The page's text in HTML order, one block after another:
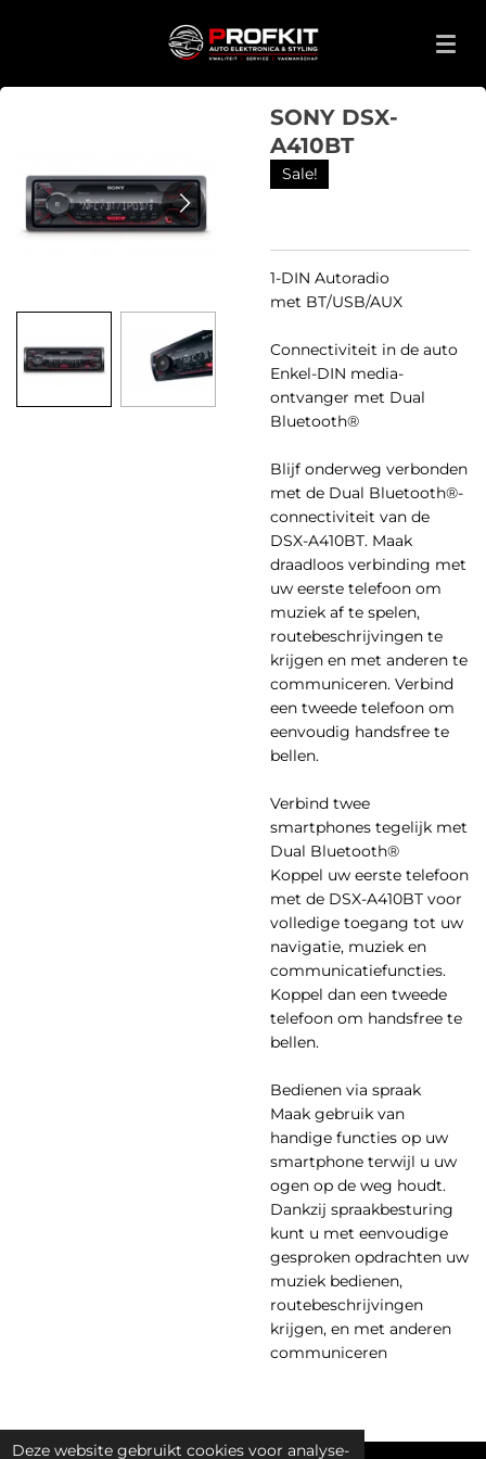
Deze website gebruikt cookies voor analyse-
SONY DSX-
A410BT
Sale!
1-DIN Autoradio
met BT/USB/AUX
Connectiviteit in de auto
Enkel-DIN media-
ontvanger met Dual
Bluetooth®
Blijf onderweg verbonden
met de Dual Bluetooth®-
connectiviteit van de
DSX-A410BT. Maak
draadloos verbinding met
uw eerste telefoon om
muziek af te spelen,
routebeschrijvingen te
krijgen en met anderen te
communiceren. Verbind
een tweede telefoon om
eenvoudig handsfree te
bellen.
Verbind twee
smartphones tegelijk met
Dual Bluetooth®
Koppel uw eerste telefoon
met de DSX-A410BT voor
volledige toegang tot uw
navigatie, muziek en
communicatiefuncties.
Koppel dan een tweede
telefoon om handsfree te
bellen.
Bedienen via spraak
Maak gebruik van
handige functies op uw
smartphone terwijl u uw
ogen op de weg houdt.
Dankzij spraakbesturing
kunt u met eenvoudige
gesproken opdrachten uw
muziek bedienen,
routebeschrijvingen
krijgen, en met anderen
communiceren